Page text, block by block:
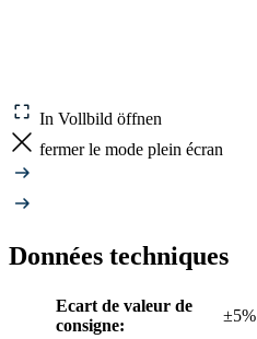
In Vollbild öffnen
fermer le mode plein écran
Données techniques
Ecart de valeur de
consigne:
±5%